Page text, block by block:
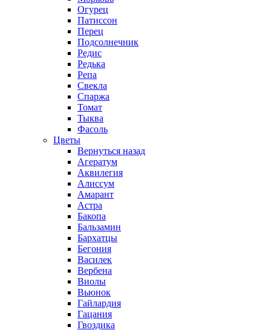
Огурец
Патиссон
Перец
Подсолнечник
Редис
Редька
Репа
Свекла
Спаржа
Томат
Тыква
Фасоль
Цветы
Вернуться назад
Агератум
Аквилегия
Алиссум
Амарант
Астра
Бакопа
Бальзамин
Бархатцы
Бегония
Василек
Вербена
Виолы
Вьюнок
Гайлардия
Гацания
Гвоздика